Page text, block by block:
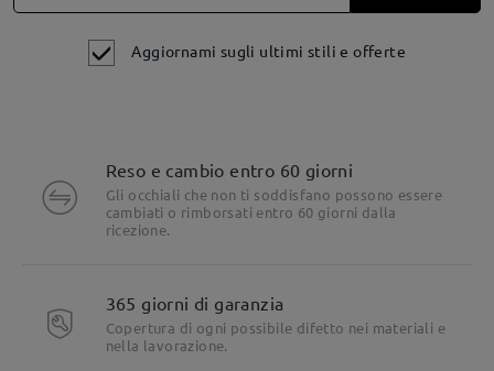
Aggiornami sugli ultimi stili e offerte
Reso e cambio entro 60 giorni
Gli occhiali che non ti soddisfano possono essere
cambiati o rimborsati entro 60 giorni dalla
ricezione.
365 giorni di garanzia
Copertura di ogni possibile difetto nei materiali e
nella lavorazione.